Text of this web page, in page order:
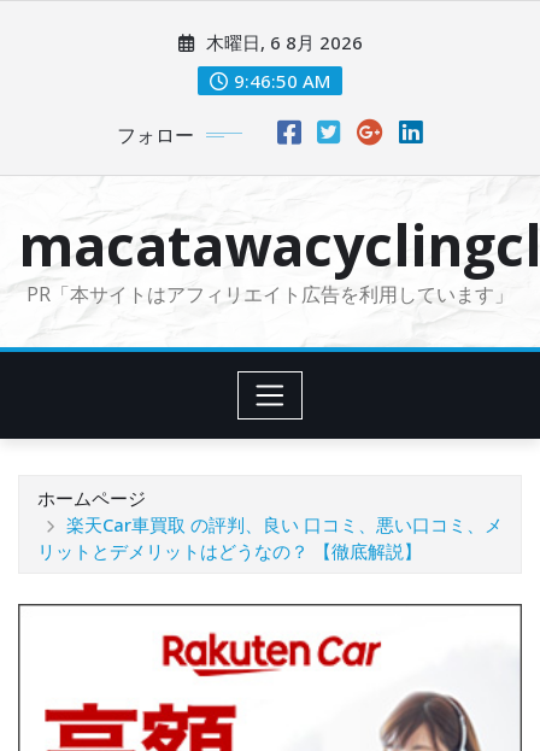
に
木曜日, 6 8月 2026
9:46:51 AM
フォロー
PR「本サイトはアフィリエイト広告を利用しています」
ホームページ
楽天Car車買取 の評判、良い 口コミ、悪い口コミ、メ
リットとデメリットはどうなの？ 【徹底解説】